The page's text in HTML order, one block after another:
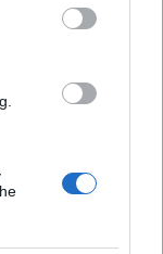
γεννηθεί
την